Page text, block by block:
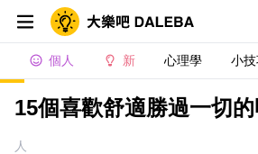
個人 新 心理學 小
15個喜歡舒適勝過一切
人